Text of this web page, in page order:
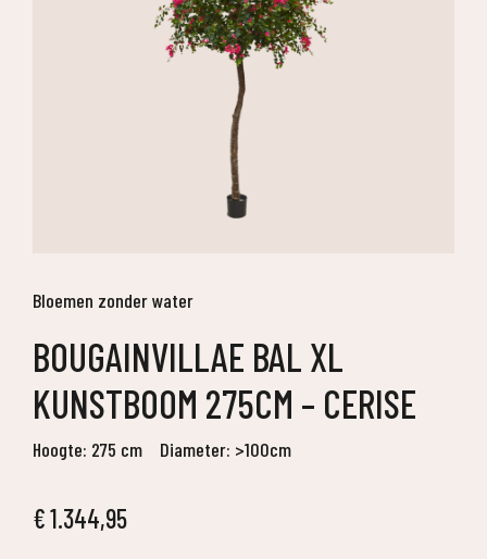
Bloemen zonder water
BOUGAINVILLAE BAL XL
KUNSTBOOM 275CM – CERISE
Hoogte: 275 cm Diameter: >100cm
€1.344,95